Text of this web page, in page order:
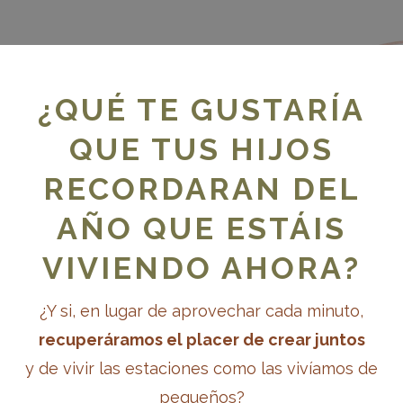
raíces del
el descanso
conciencia y ritual
¿QUÉ TE GUSTARÍA
QUE TUS HIJOS
RECORDARAN DEL
AÑO QUE ESTÁIS
VIVIENDO AHORA?
¿Y si, en lugar de aprovechar cada minuto,
recuperáramos el placer de crear juntos
y de vivir las estaciones como las vivíamos de
pequeños?